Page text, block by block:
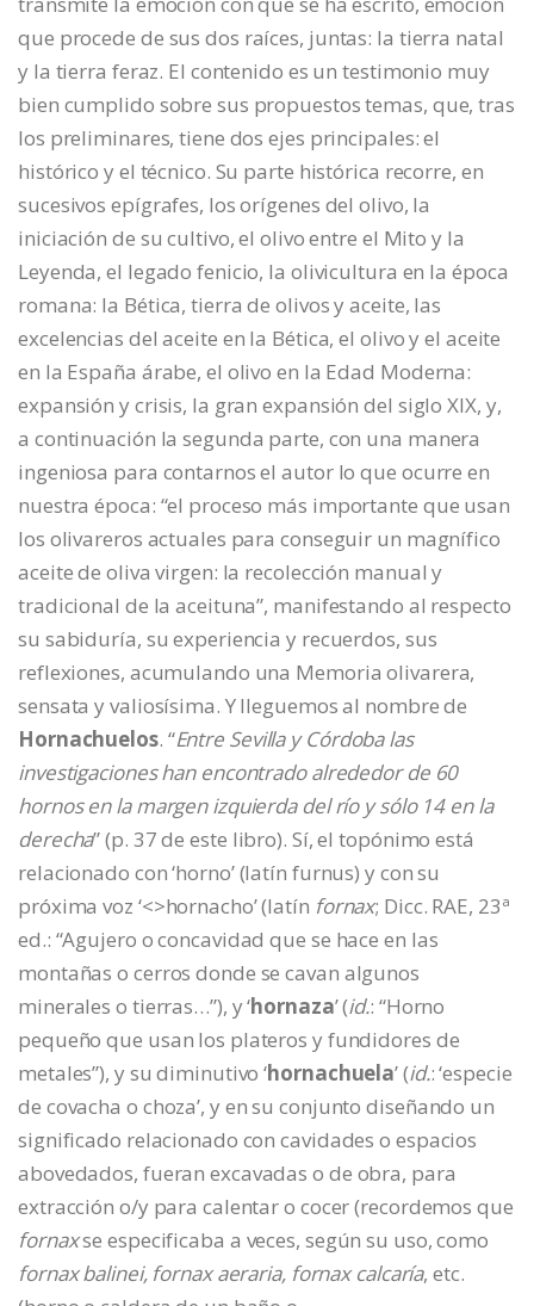
que procede de sus dos raíces, juntas: la tierra natal
y la tierra feraz. El contenido es un testimonio muy
bien cumplido sobre sus propuestos temas, que, tras
los preliminares, tiene dos ejes principales: el
histórico y el técnico. Su parte histórica recorre, en
sucesivos epígrafes, los orígenes del olivo, la
iniciación de su cultivo, el olivo entre el Mito y la
Leyenda, el legado fenicio, la olivicultura en la época
romana: la Bética, tierra de olivos y aceite, las
excelencias del aceite en la Bética, el olivo y el aceite
en la España árabe, el olivo en la Edad Moderna:
expansión y crisis, la gran expansión del siglo XIX, y,
a continuación la segunda parte, con una manera
ingeniosa para contarnos el autor lo que ocurre en
nuestra época: “el proceso más importante que usan
los olivareros actuales para conseguir un magnífico
aceite de oliva virgen: la recolección manual y
tradicional de la aceituna”, manifestando al respecto
su sabiduría, su experiencia y recuerdos, sus
reflexiones, acumulando una Memoria olivarera,
sensata y valiosísima. Y lleguemos al nombre de
Hornachuelos. “Entre Sevilla y Córdoba las
investigaciones han encontrado alrededor de 60
hornos en la margen izquierda del río y sólo 14 en la
derecha” (p. 37 de este libro). Sí, el topónimo está
relacionado con ‘horno’ (latín furnus) y con su
próxima voz ‘<>hornacho’ (latín fornax; Dicc. RAE, 23ª
ed.: “Agujero o concavidad que se hace en las
montañas o cerros donde se cavan algunos
minerales o tierras…”), y ‘hornaza’ (id.: “Horno
pequeño que usan los plateros y fundidores de
metales”), y su diminutivo ‘hornachuela’ (id.: ‘especie
de covacha o choza’, y en su conjunto diseñando un
significado relacionado con cavidades o espacios
abovedados, fueran excavadas o de obra, para
extracción o/y para calentar o cocer (recordemos que
fornaxse especificaba a veces, según su uso, como
fornax balinei, fornax aeraria, fornax calcaría, etc.